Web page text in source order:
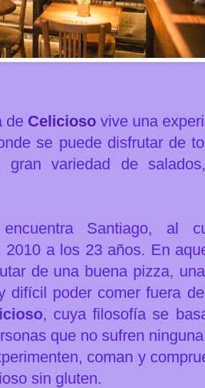
de Celicioso vive una
se puede disfrutar de
variedad de
Santiago, al
a los 23 años. En
de una buena pizza,
difícil poder comer fuera
, cuya filosofía se
que no sufren
coman y
sin gluten.